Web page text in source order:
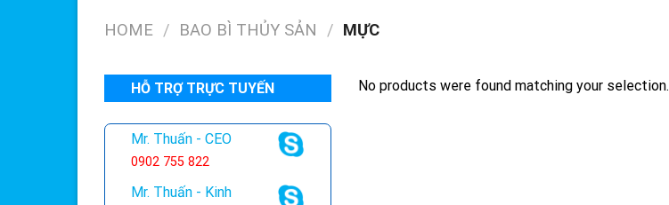
HOME / BAO BÌ THỦY SẢN / MỰC
HỖ TRỢ TRỰC TUYẾN
Mr. Thuấn - CEO
0902 755 822
Mr. Thuấn - Kinh
No products were found matching your selection.